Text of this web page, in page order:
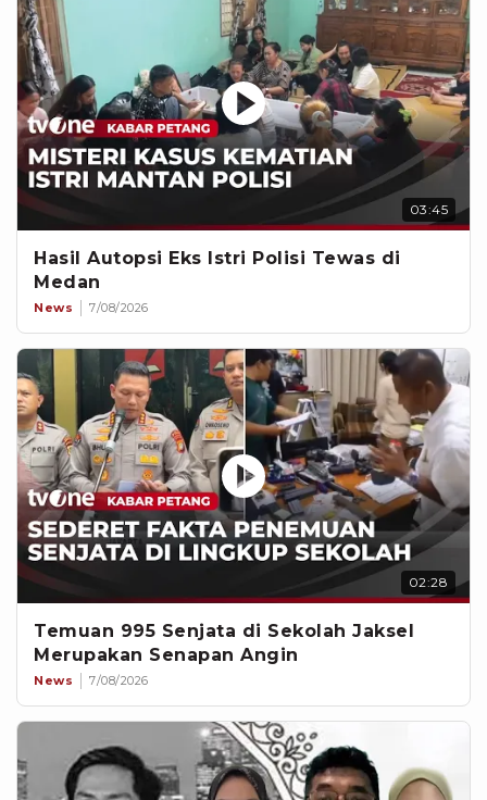
03:45
Hasil Autopsi Eks Istri Polisi Tewas di
Medan
News 7/08/2026
02:28
Temuan 995 Senjata di Sekolah Jaksel
Merupakan Senapan Angin
News 7/08/2026